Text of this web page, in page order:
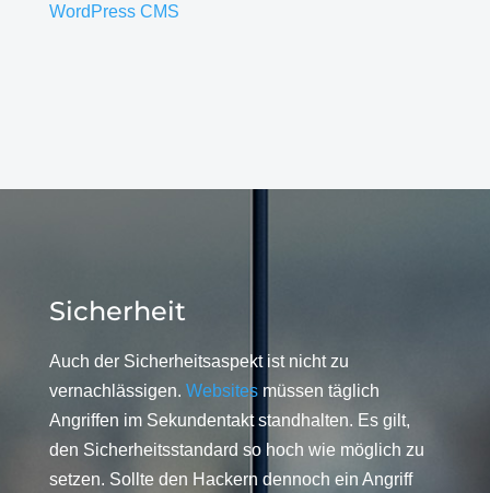
WordPress CMS
Sicherheit
Auch der Sicherheitsaspekt ist nicht zu
vernachlässigen. Websitesmüssen täglich
Angriffen im Sekundentakt standhalten. Es gilt,
den Sicherheitsstandard so hoch wie möglich zu
setzen. Sollte den Hackern dennoch ein Angriff